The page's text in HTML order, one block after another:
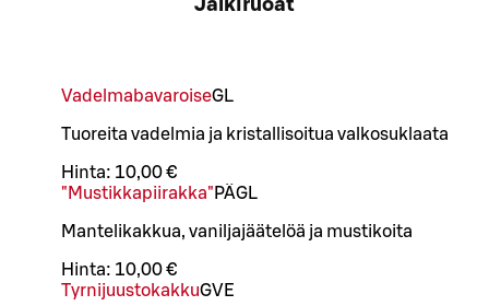
Jälkiruoat
VadelmabavaroiseGL
Tuoreita vadelmia ja kristallisoitua valkosuklaata
Hinta: 10,00 €
"Mustikkapiirakka" PÄGL
Mantelikakkua, vaniljajäätelöä ja mustikoita
Hinta: 10,00 €
TyrnijuustokakkuGVE